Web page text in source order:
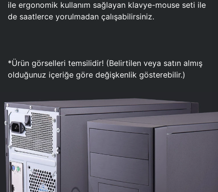
ile ergonomik kullanım sağlayan klavye-mouse seti ile
de saatlerce yorulmadan çalışabilirsiniz.
*Ürün görselleri temsilidir! (Belirtilen veya satın almış
olduğunuz içeriğe göre değişkenlik gösterebilir.)